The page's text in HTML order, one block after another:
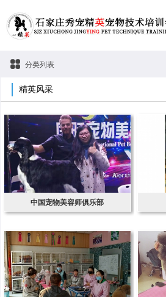
分类列表
精英风采
中国宠物美容师俱乐部